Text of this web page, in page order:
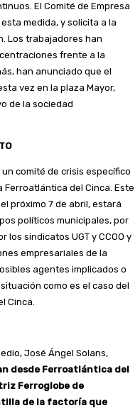
El Comité de Empresa
medida, y solicita a la
Los trabajadores han
frente a la
han anunciado que el
vez en la plaza Mayor,
de la sociedad
comité de crisis específico
del Cinca. Este
próximo 7 de abril, estará
políticos municipales, por
sindicatos UGT y CCOO y
empresariales de la
agentes implicados o
como es el caso del
Cinca.
José Ángel Solans,
desde Ferroatlántica del
Ferroglobe de
de la factoría que